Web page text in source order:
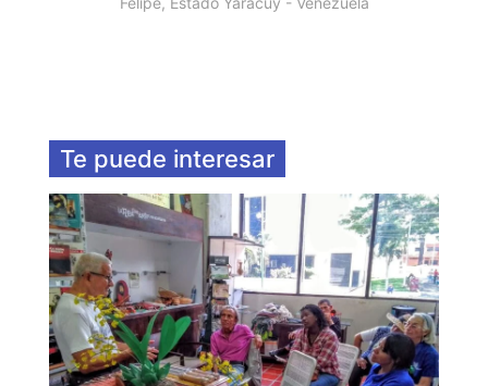
Te puede interesar